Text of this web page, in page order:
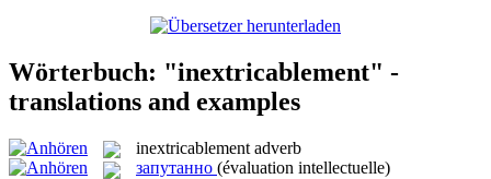
Wörterbuch: "inextricablement" -
translations and examples
inextricablement adverb
запутанно (évaluation intellectuelle)